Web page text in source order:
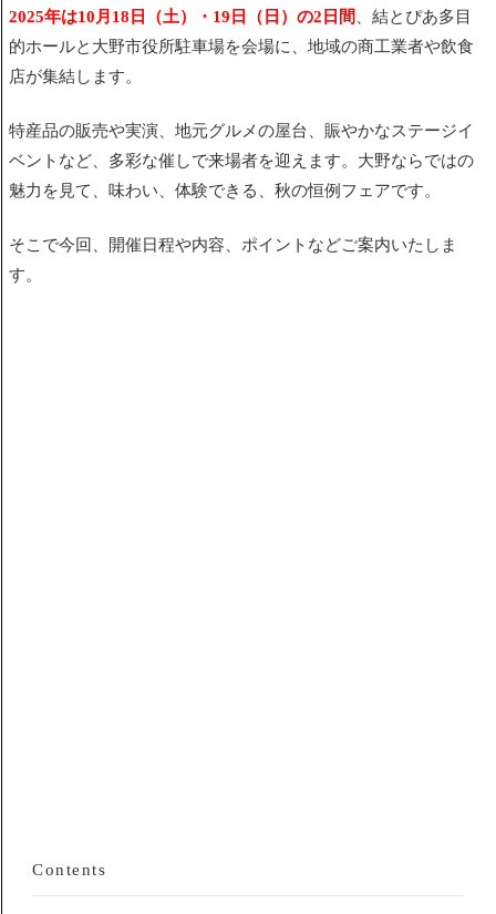
2025年は10月18日（土）・19日（日）の2日間 、結とぴあ多目
的ホールと大野市役所駐車場を会場に、地域の商工業者や飲食
店が集結します。
特産品の販売や実演、地元グルメの屋台、賑やかなステージイ
ベントなど、多彩な催しで来場者を迎えます。大野ならではの
魅力を見て、味わい、体験できる、秋の恒例フェアです。
そこで今回、開催日程や内容、ポイントなどご案内いたしま
す。
Contents